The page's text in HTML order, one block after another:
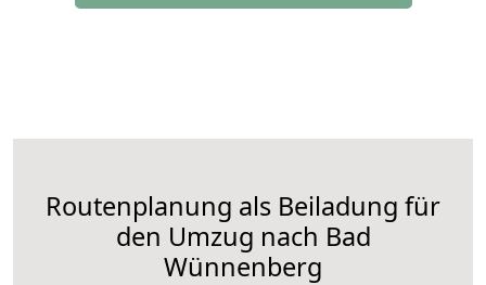
Routenplanung als Beiladung für
den Umzug nach Bad
Wünnenberg